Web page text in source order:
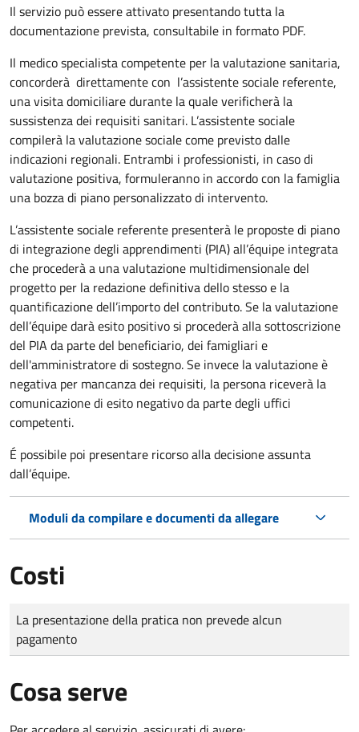
Il servizio può essere attivato presentando tutta la
documentazione prevista, consultabile in formato PDF.
Il medico specialista competente per la valutazione sanitaria,
concorderà direttamente con l’assistente sociale referente,
una visita domiciliare durante la quale verificherà la
sussistenza dei requisiti sanitari. L’assistente sociale
compilerà la valutazione sociale come previsto dalle
indicazioni regionali. Entrambi i professionisti, in caso di
valutazione positiva, formuleranno in accordo con la famiglia
una bozza di piano personalizzato di intervento.
L’assistente sociale referente presenterà le proposte di piano
di integrazione degli apprendimenti (PIA) all’équipe integrata
che procederà a una valutazione multidimensionale del
progetto per la redazione definitiva dello stesso e la
quantificazione dell’importo del contributo. Se la valutazione
dell’équipe darà esito positivo si procederà alla sottoscrizione
del PIA da parte del beneficiario, dei famigliari e
dell'amministratore di sostegno. Se invece la valutazione è
negativa per mancanza dei requisiti, la persona riceverà la
comunicazione di esito negativo da parte degli uffici
competenti.
É possibile poi presentare ricorso alla decisione assunta
dall’équipe.
Moduli da compilare e documenti da allegare
Costi
Tipo di pagamento
Importo
La presentazione della pratica non prevede alcun
pagamento
Cosa serve